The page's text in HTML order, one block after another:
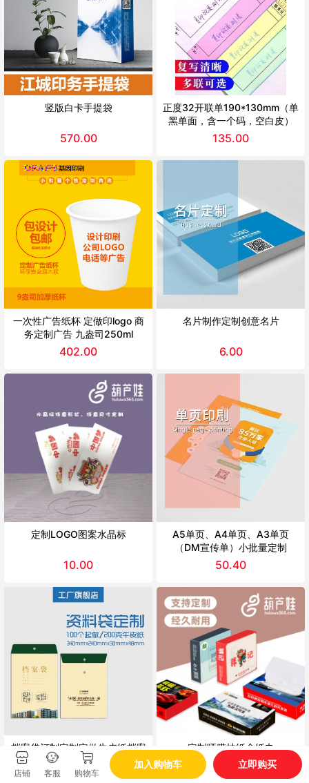
竖版白卡手提袋
570.00
正度32开联单190*130mm（单
黑单面，含一个码，空白皮）
135.00
一次性广告纸杯 定做印logo 商
务定制广告 九盎司250ml
402.00
名片制作定制创意名片
6.00
定制LOGO图案水晶标
10.00
A5单页、A4单页、A3单页
（DM宣传单）小批量定制
50.40
档案袋订制定制定做牛皮纸档案
袋
360.00
定制哑膜抽纸盒纸巾
210*105*50
538.00
店铺 客服 购物车
加入购物车 立即购买